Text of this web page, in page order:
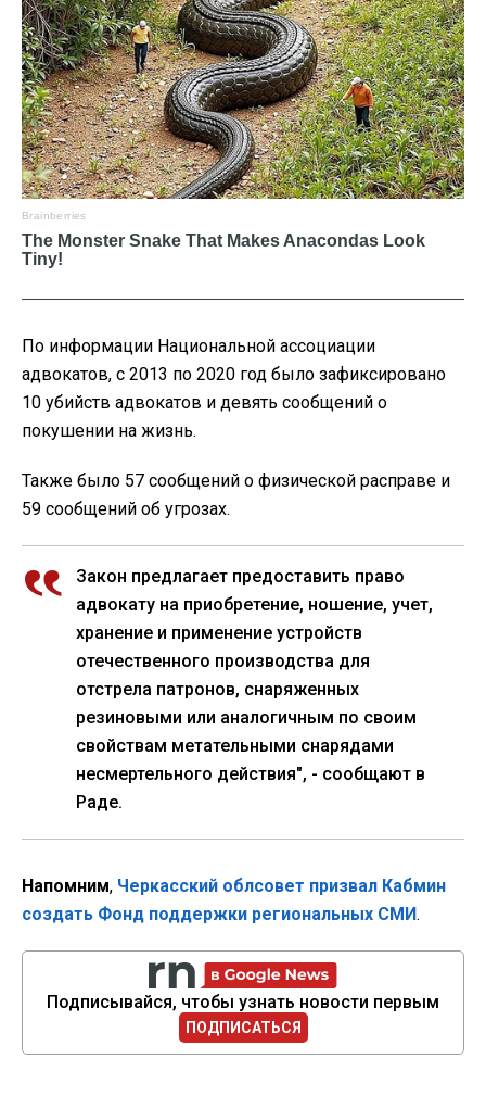
По информации Национальной ассоциации
адвокатов, с 2013 по 2020 год было зафиксировано
10 убийств адвокатов и девять сообщений о
покушении на жизнь.
Также было 57 сообщений о физической расправе и
59 сообщений об угрозах.
Закон предлагает предоставить право
адвокату на приобретение, ношение, учет,
хранение и применение устройств
отечественного производства для
отстрела патронов, снаряженных
резиновыми или аналогичным по своим
свойствам метательными снарядами
несмертельного действия", - сообщают в
Раде.
Напомним, Черкасский облсовет призвал Кабмин
создать Фонд поддержки региональных СМИ.
Подписывайся, чтобы узнать новости первым
ПОДПИСАТЬСЯ